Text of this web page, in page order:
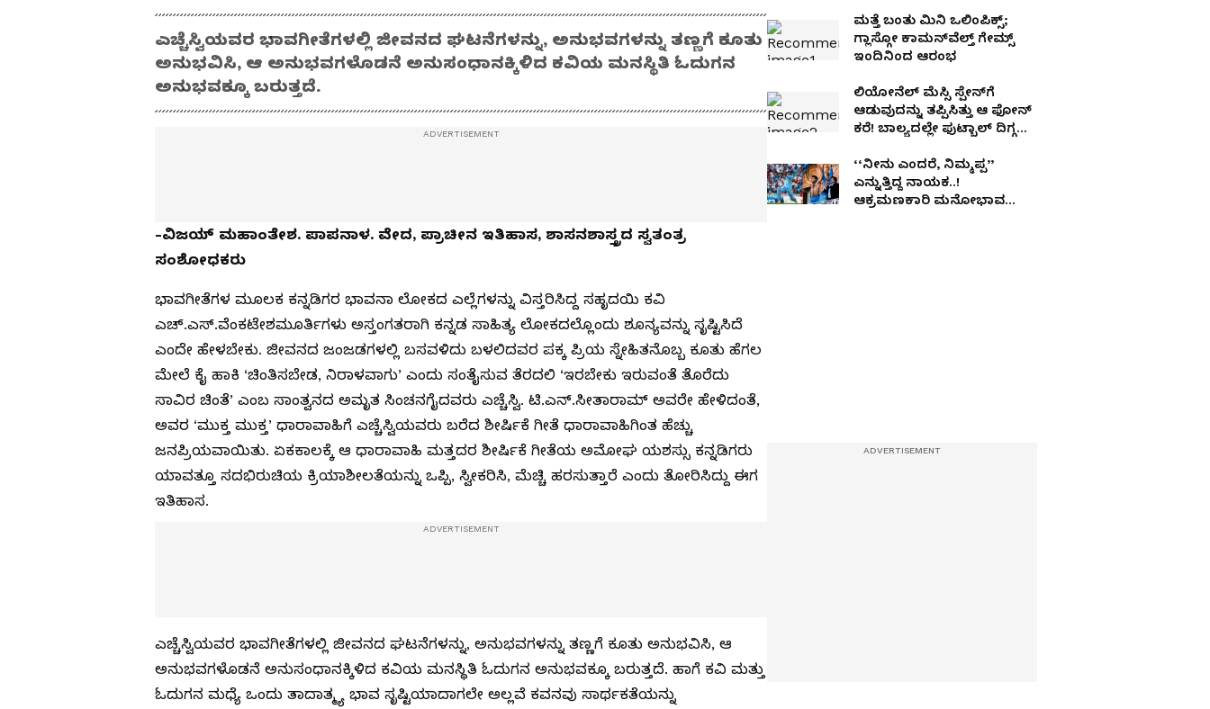
ಎಚ್ಚೆಸ್ವಿಯವರ ಭಾವಗೀತೆಗಳಲ್ಲಿ ಜೀವನದ ಘಟನೆಗಳನ್ನು, ಅನುಭವಗಳನ್ನು ತಣ್ಣಗೆ ಕೂತು
ಅನುಭವಿಸಿ, ಆ ಅನುಭವಗಳೊಡನೆ ಅನುಸಂಧಾನಕ್ಕಿಳಿದ ಕವಿಯ ಮನಸ್ಥಿತಿ ಓದುಗನ
ಅನುಭವಕ್ಕೂ ಬರುತ್ತದೆ.
-ವಿಜಯ್ ಮಹಾಂತೇಶ. ಪಾಪನಾಳ. ವೇದ, ಪ್ರಾಚೀನ ಇತಿಹಾಸ, ಶಾಸನಶಾಸ್ತ್ರದ ಸ್ವತಂತ್ರ
ಸಂಶೋಧಕರು
ಭಾವಗೀತೆಗಳ ಮೂಲಕ ಕನ್ನಡಿಗರ ಭಾವನಾ ಲೋಕದ ಎಲ್ಲೆಗಳನ್ನು ವಿಸ್ತರಿಸಿದ್ದ ಸಹೃದಯಿ ಕವಿ
ಎಚ್.ಎಸ್.ವೆಂಕಟೇಶಮೂರ್ತಿಗಳು ಅಸ್ತಂಗತರಾಗಿ ಕನ್ನಡ ಸಾಹಿತ್ಯ ಲೋಕದಲ್ಲೊಂದು ಶೂನ್ಯವನ್ನು ಸೃಷ್ಟಿಸಿದೆ
ಎಂದೇ ಹೇಳಬೇಕು. ಜೀವನದ ಜಂಜಡಗಳಲ್ಲಿ ಬಸವಳಿದು ಬಳಲಿದವರ ಪಕ್ಕ ಪ್ರಿಯ ಸ್ನೇಹಿತನೊಬ್ಬ ಕೂತು ಹೆಗಲ
ಮೇಲೆ ಕೈ ಹಾಕಿ ‘ಚಿಂತಿಸಬೇಡ, ನಿರಾಳವಾಗು’ ಎಂದು ಸಂತೈಸುವ ತೆರದಲಿ ‘ಇರಬೇಕು ಇರುವಂತೆ ತೊರೆದು
ಸಾವಿರ ಚಿಂತೆ’ ಎಂಬ ಸಾಂತ್ವನದ ಅಮೃತ ಸಿಂಚನಗೈದವರು ಎಚ್ಚೆಸ್ವಿ. ಟಿ.ಎನ್.ಸೀತಾರಾಮ್ ಅವರೇ ಹೇಳಿದಂತೆ,
ಅವರ ‘ಮುಕ್ತ ಮುಕ್ತ’ ಧಾರಾವಾಹಿಗೆ ಎಚ್ಚೆಸ್ವಿಯವರು ಬರೆದ ಶೀರ್ಷಿಕೆ ಗೀತೆ ಧಾರಾವಾಹಿಗಿಂತ ಹೆಚ್ಚು
ಜನಪ್ರಿಯವಾಯಿತು. ಏಕಕಾಲಕ್ಕೆ ಆ ಧಾರಾವಾಹಿ ಮತ್ತದರ ಶೀರ್ಷಿಕೆ ಗೀತೆಯ ಅಮೋಘ ಯಶಸ್ಸು ಕನ್ನಡಿಗರು
ಯಾವತ್ತೂ ಸದಭಿರುಚಿಯ ಕ್ರಿಯಾಶೀಲತೆಯನ್ನು ಒಪ್ಪಿ, ಸ್ವೀಕರಿಸಿ, ಮೆಚ್ಚಿ ಹರಸುತ್ತಾರೆ ಎಂದು ತೋರಿಸಿದ್ದು ಈಗ
ಇತಿಹಾಸ.
ಎಚ್ಚೆಸ್ವಿಯವರ ಭಾವಗೀತೆಗಳಲ್ಲಿ ಜೀವನದ ಘಟನೆಗಳನ್ನು, ಅನುಭವಗಳನ್ನು ತಣ್ಣಗೆ ಕೂತು ಅನುಭವಿಸಿ, ಆ
ಅನುಭವಗಳೊಡನೆ ಅನುಸಂಧಾನಕ್ಕಿಳಿದ ಕವಿಯ ಮನಸ್ಥಿತಿ ಓದುಗನ ಅನುಭವಕ್ಕೂ ಬರುತ್ತದೆ. ಹಾಗೆ ಕವಿ ಮತ್ತು
ಓದುಗನ ಮಧ್ಯೆ ಒಂದು ತಾದಾತ್ಮ್ಯ ಭಾವ ಸೃಷ್ಟಿಯಾದಾಗಲೇ ಅಲ್ಲವೆ ಕವನವು ಸಾರ್ಥಕತೆಯನ್ನು
ಮತ್ತೆ ಬಂತು ಮಿನಿ ಒಲಿಂಪಿಕ್ಸ್‌;
ಗ್ಲಾಸ್ಗೋ ಕಾಮನ್‌ವೆಲ್ತ್‌ ಗೇಮ್ಸ್‌
ಇಂದಿನಿಂದ ಆರಂಭ
ಲಿಯೋನೆಲ್ ಮೆಸ್ಸಿ ಸ್ಪೇನ್‌ಗೆ
ಆಡುವುದನ್ನು ತಪ್ಪಿಸಿತ್ತು ಆ ಫೋನ್‌
ಕರೆ! ಬಾಲ್ಯದಲ್ಲೇ ಫುಟ್ಬಾಲ್ ದಿಗ್ಗಜನ
‘‘ನೀನು ಎಂದರೆ, ನಿಮ್ಮಪ್ಪ’’
ಎನ್ನುತ್ತಿದ್ದ ನಾಯಕ..!
ಆಕ್ರಮಣಕಾರಿ ಮನೋಭಾವ